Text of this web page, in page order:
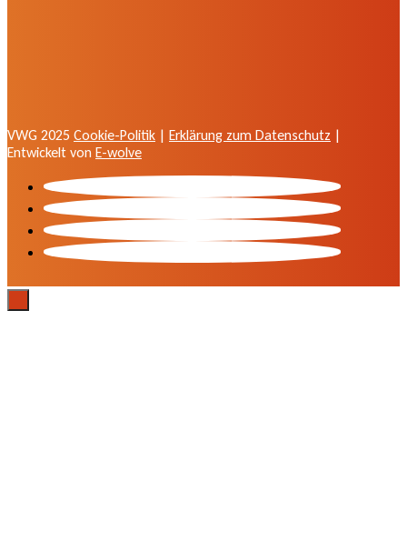
VWG 2025 Cookie-Politik | Erklärung zum Datenschutz |
Entwickelt von E-wolve